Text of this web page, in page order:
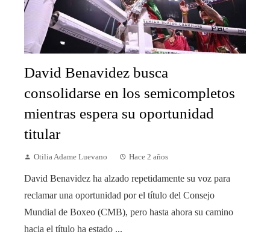
David Benavidez busca
consolidarse en los semicompletos
mientras espera su oportunidad
titular
Otilia Adame Luevano Hace 2 años
David Benavidez ha alzado repetidamente su voz para
reclamar una oportunidad por el título del Consejo
Mundial de Boxeo (CMB), pero hasta ahora su camino
hacia el título ha estado ...